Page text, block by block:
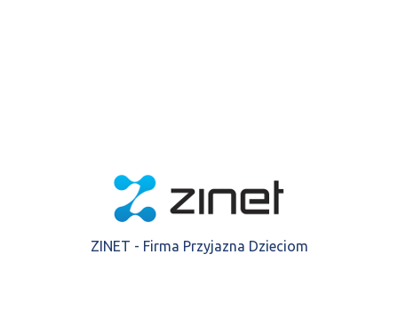
ZINET - Firma Przyjazna Dzieciom